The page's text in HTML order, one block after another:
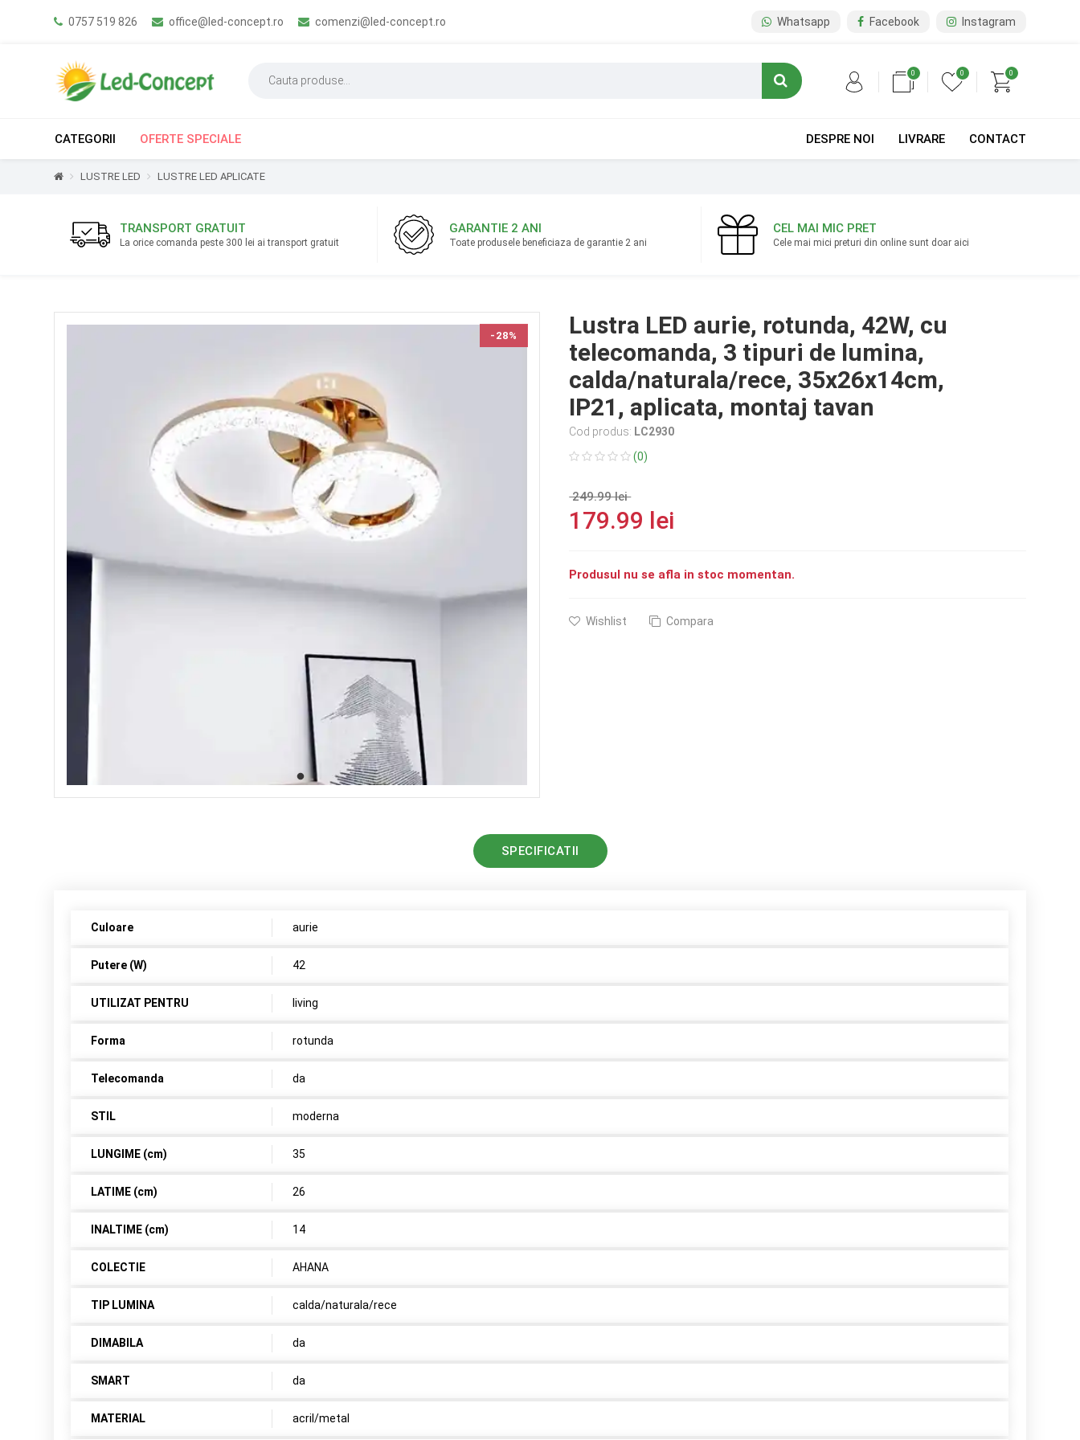
0757 519 826 office@led-concept.ro comenzi@led-concept.ro Whatsapp Facebook Instagram
0
0
0
CATEGORII OFERTE SPECIALE CONTACT
LIVRARE
DESPRE NOI
LUSTRE LED LUSTRE LED APLICATE
TRANSPORT GRATUIT
La orice comanda peste 300 lei ai transport gratuit
GARANTIE 2 ANI
Toate produsele beneficiaza de garantie 2 ani
CEL MAI MIC PRET
Cele mai mici preturi din online sunt doar aici
-28%
Lustra LED aurie, rotunda, 42W, cu
telecomanda, 3 tipuri de lumina,
calda/naturala/rece, 35x26x14cm,
IP21, aplicata, montaj tavan
Cod produs: LC2930
(0)
249.99 lei
179.99 lei
Produsul nu se afla in stoc momentan.
Wishlist Compara
SPECIFICATII
Culoare aurie
Putere (W) 42
UTILIZAT PENTRU living
Forma rotunda
Telecomanda da
STIL moderna
LUNGIME (cm) 35
LATIME (cm) 26
INALTIME (cm) 14
COLECTIE AHANA
TIP LUMINA calda/naturala/rece
DIMABILA da
SMART da
MATERIAL acril/metal